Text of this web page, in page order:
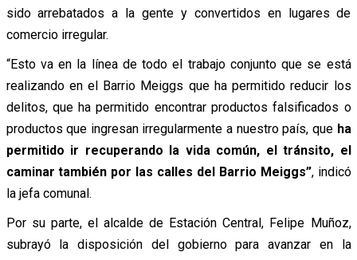
sido arrebatados a la gente y convertidos en lugares de
comercio irregular.
“Esto va en la línea de todo el trabajo conjunto que se está
realizando en el Barrio Meiggs que ha permitido reducir los
delitos, que ha permitido encontrar productos falsificados o
productos que ingresan irregularmente a nuestro país, que ha
permitido ir recuperando la vida común, el tránsito, el
caminar también por las calles del Barrio Meiggs”, indicó
la jefa comunal.
Por su parte, el alcalde de Estación Central, Felipe Muñoz,
subrayó la disposición del gobierno para avanzar en la